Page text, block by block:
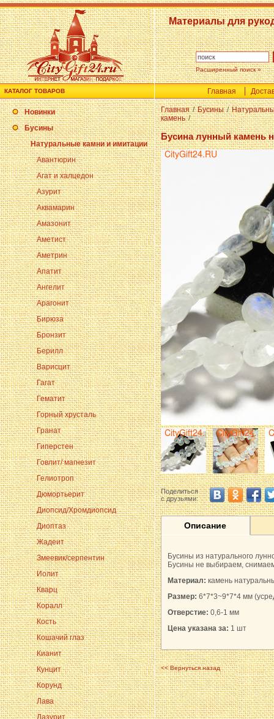
Материалы для
Расширенный поиск »
КАТАЛОГ ТОВАРОВ Главная
Новинки
Бусины
Натуральные камни и имитации
Авантюрин
Агат и халцедон
Азурит
Аквамарин
Амазонит
Аметист
Аметрин
Апатит
Ангелит
Арагонит
Бирюза
Бронзит
Берилл
Варисцит
Гагат
Гематит
Горный хрусталь
Гранат
Гиперстен
Говлит/ магнезит
Гелиотроп
Дюмортьерит
Диопсид/Хромдиопсид
Диоптаз
Жадеит
Змеевик/серпентин
Иолит
Кварц
Коралл
Кость
Кошачий глаз
Кианит
Кунцит
Корунд
Лава
Лазурит
Главная / Бусины /
камень /
Бусина лунный камень
Поделиться
с друзьями:
Описание
Бусины из натурального
Бусины не выбираем,
Материал: камень
Размер: 6*7*3~9*7*4 мм
Отверстие: 0,6-1 мм
Цена указана за: 1 шт
<< Вернуться назад